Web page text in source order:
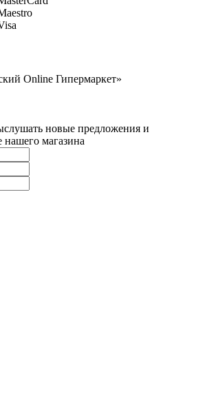
Online Гипермаркет»
новые предложения и
нашего магазина